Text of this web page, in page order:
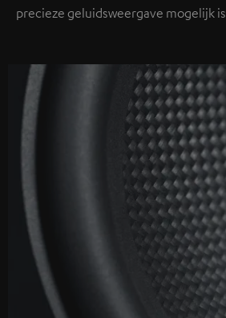
precieze geluidsweergave mogelijk is